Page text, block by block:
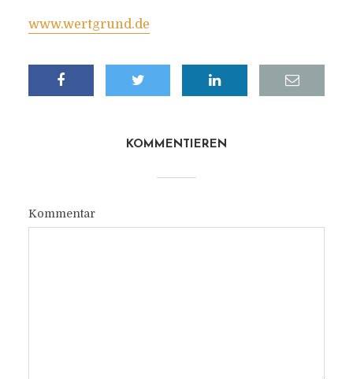
www.wertgrund.de
KOMMENTIEREN
Kommentar